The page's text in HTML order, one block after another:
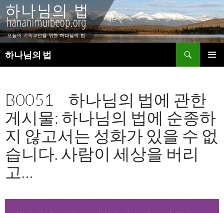
하나님의 법
색
로
건
너
뛰
기
B0051 – 하나님의 법에 관한
게시물: 하나님의 법에 순종하
지 않고서는 성화가 있을 수 없
습니다. 사람이 세상을 버리
고…